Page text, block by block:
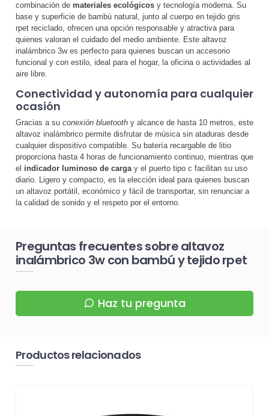
combinación de materiales ecológicos y tecnología moderna. Su
base y superficie de bambú natural, junto al cuerpo en tejido gris
rpet reciclado, ofrecen una opción responsable y atractiva para
quienes valoran el cuidado del medio ambiente. Este altavoz
inalámbrico 3w es perfecto para quienes buscan un accesorio
funcional y con estilo, ideal para el hogar, la oficina o actividades al
aire libre.
Conectividad y autonomía para cualquier
ocasión
Gracias a su conexión bluetooth y alcance de hasta 10 metros, este
altavoz inalámbrico permite disfrutar de música sin ataduras desde
cualquier dispositivo compatible. Su batería recargable de litio
proporciona hasta 4 horas de funcionamiento continuo, mientras que
el indicador luminoso de carga y el puerto tipo c facilitan su uso
diario. Ligero y compacto, es la elección ideal para quienes buscan
un altavoz portátil, económico y fácil de transportar, sin renunciar a
la calidad de sonido y el respeto por el entorno.
Preguntas frecuentes sobre altavoz
inalámbrico 3w con bambú y tejido rpet
Haz tu pregunta
Productos relacionados